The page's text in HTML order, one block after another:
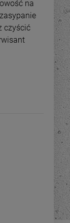
na pellet Eva Calor
Rachele 11 kW
9 690,00 zł
12
9
na
czyścić